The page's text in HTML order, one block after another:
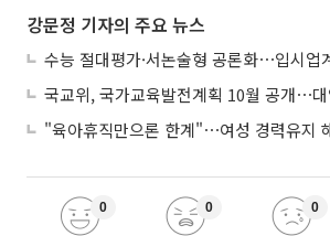
강문정 기자의 주요 뉴스
0 0 0